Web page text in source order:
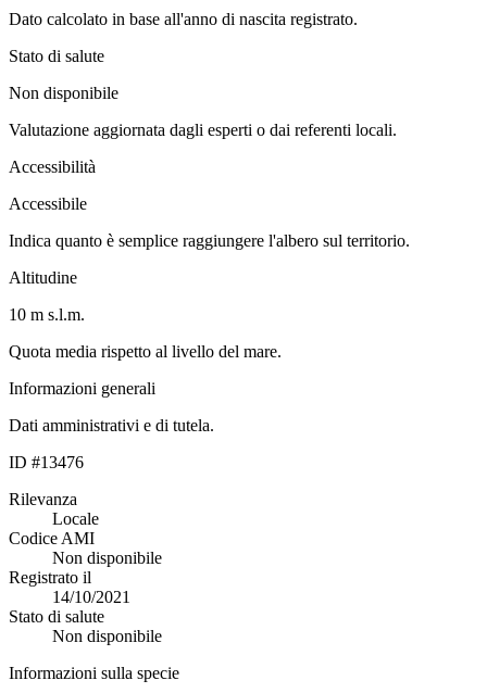
Dato calcolato in base all'anno di nascita registrato.
Stato di salute
Non disponibile
Valutazione aggiornata dagli esperti o dai referenti locali.
Accessibilità
Accessibile
Indica quanto è semplice raggiungere l'albero sul territorio.
Altitudine
10 m s.l.m.
Quota media rispetto al livello del mare.
Informazioni generali
Dati amministrativi e di tutela.
ID #13476
Rilevanza
Locale
Codice AMI
Non disponibile
Registrato il
14/10/2021
Stato di salute
Non disponibile
Informazioni sulla specie